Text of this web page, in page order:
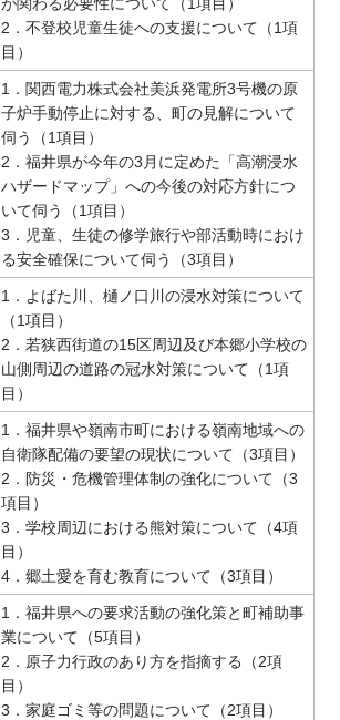
2．不登校児童生徒への支援について（1項
目）
1．関西電力株式会社美浜発電所3号機の原
子炉手動停止に対する、町の見解について
伺う（1項目）
2．福井県が今年の3月に定めた「高潮浸水
ハザードマップ」への今後の対応方針につ
いて伺う（1項目）
3．児童、生徒の修学旅行や部活動時におけ
る安全確保について伺う（3項目）
1．よばた川、樋ノ口川の浸水対策について
（1項目）
2．若狭西街道の15区周辺及び本郷小学校の
山側周辺の道路の冠水対策について（1項
目）
1．福井県や嶺南市町における嶺南地域への
自衛隊配備の要望の現状について（3項目）
2．防災・危機管理体制の強化について（3
項目）
3．学校周辺における熊対策について（4項
目）
4．郷土愛を育む教育について（3項目）
1．福井県への要求活動の強化策と町補助事
業について（5項目）
2．原子力行政のあり方を指摘する（2項
目）
3．家庭ゴミ等の問題について（2項目）